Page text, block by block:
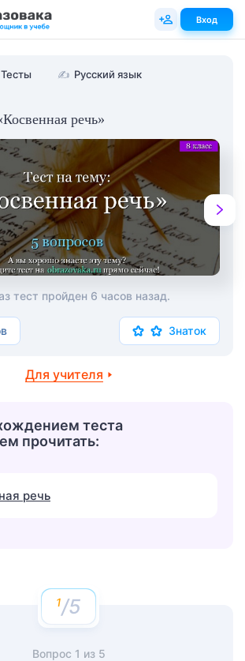
Тесты ✍ Русский язык
речь»
тест пройден 6 часов назад.
Знаток
Для учителя
теста
прочитать:
речь
/5
Вопрос 1 из 5
Вход